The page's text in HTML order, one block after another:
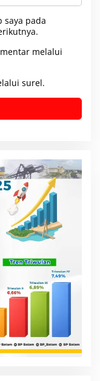
saya pada
melalui
surel.